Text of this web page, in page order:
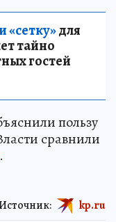
для
тайно
гостей
пользу
сравнили
.
kp.ru